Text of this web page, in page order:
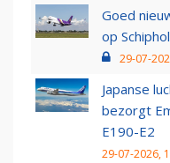
Goed
op
29-07-
Japanse
bezorgt
E190-E2
29-07-2026,